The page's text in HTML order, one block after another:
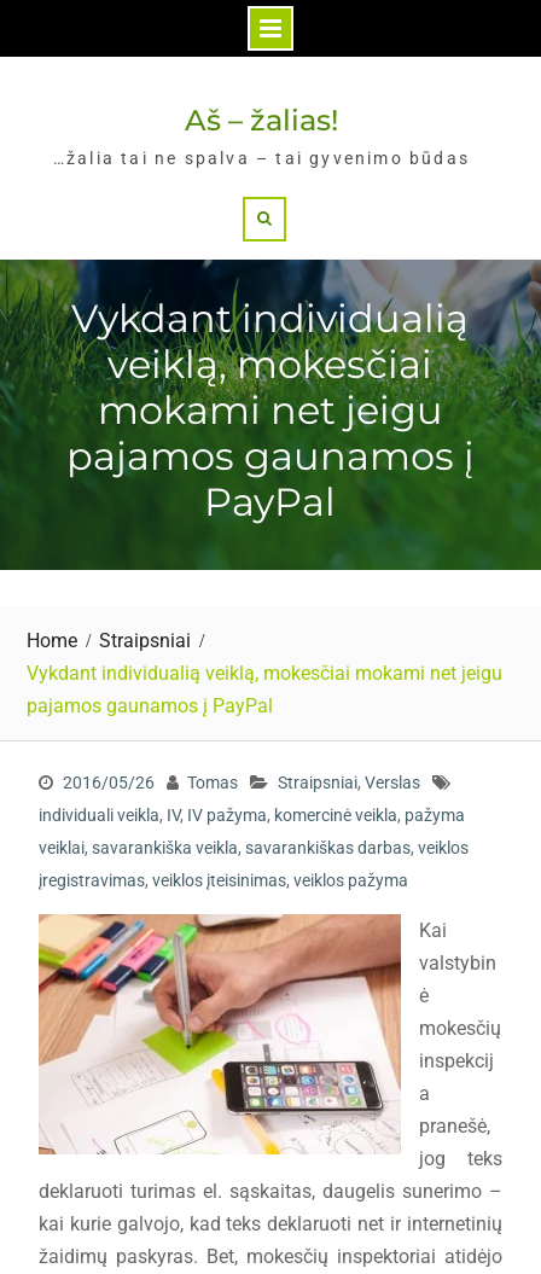
Aš – žalias!
…žalia tai ne spalva – tai gyvenimo būdas
Vykdant individualią
veiklą, mokesčiai
mokami net jeigu
pajamos gaunamos į
PayPal
Home
Straipsniai
Vykdant individualią veiklą, mokesčiai mokami net jeigu
pajamos gaunamos į PayPal
2016/05/26 Tomas Straipsniai, Verslas
individuali veikla, IV, IV pažyma, komercinė veikla, pažyma
veiklai, savarankiška veikla, savarankiškas darbas, veiklos
įregistravimas, veiklos įteisinimas, veiklos pažyma
Kai
valstybin
ė
mokesčių
inspekcij
a
pranešė,
jog teks
deklaruoti turimas el. sąskaitas, daugelis sunerimo –
kai kurie galvojo, kad teks deklaruoti net ir internetinių
žaidimų paskyras. Bet, mokesčių inspektoriai atidėjo